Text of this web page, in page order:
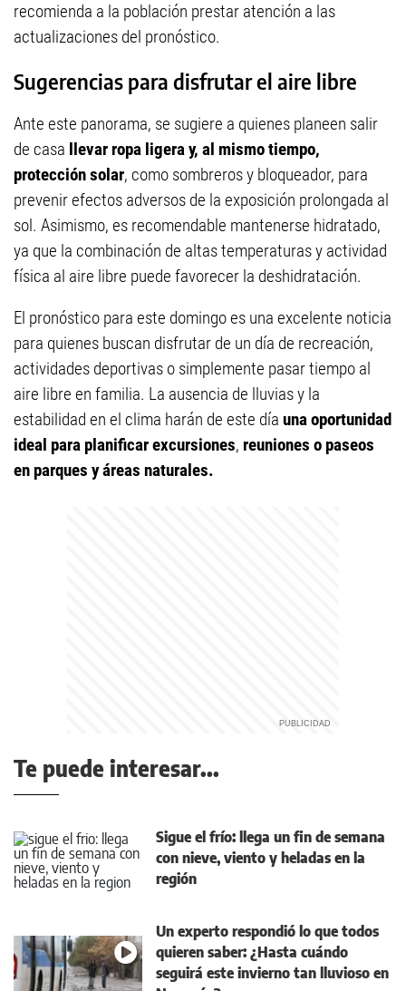
recomienda a la población prestar atención a las
actualizaciones del pronóstico.
Sugerencias para disfrutar el aire libre
Ante este panorama, se sugiere a quienes planeen salir
de casa llevar ropa ligera y, al mismo tiempo,
protección solar, como sombreros y bloqueador, para
prevenir efectos adversos de la exposición prolongada al
sol. Asimismo, es recomendable mantenerse hidratado,
ya que la combinación de altas temperaturas y actividad
física al aire libre puede favorecer la deshidratación.
El pronóstico para este domingo es una excelente noticia
para quienes buscan disfrutar de un día de recreación,
actividades deportivas o simplemente pasar tiempo al
aire libre en familia. La ausencia de lluvias y la
estabilidad en el clima harán de este día una oportunidad
ideal para planificar excursiones, reuniones o paseos
en parques y áreas naturales.
Te puede interesar...
Sigue el frío: llega un fin de semana
con nieve, viento y heladas en la
región
Un experto respondió lo que todos
quieren saber: ¿Hasta cuándo
seguirá este invierno tan lluvioso en